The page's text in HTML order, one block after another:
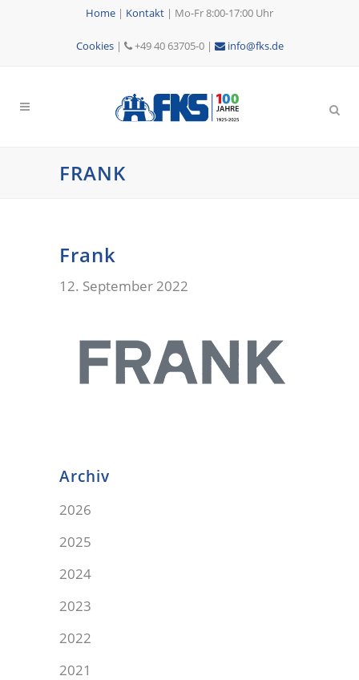
Home | Kontakt | Mo-Fr 8:00-17:00 Uhr
Cookies| +49 40 63705-0 | info@fks.de
FRANK
Frank
12. September 2022
Archiv
2026
2025
2024
2023
2022
2021